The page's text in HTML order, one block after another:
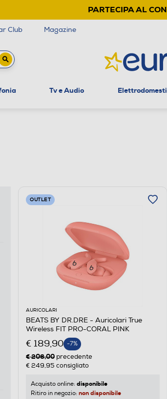
PARTECIPA AL
Club Magazine
Tv e Audio
BY DR.DRE
OUTLET
AURICOLARI
BEATS BY DR.DRE - Auricolari True
Wireless FIT PRO-CORAL PINK
€ 189,90 -7%
€ 206,00 precedente
€ 249,95 consigliato
Acquisto online: disponibile
Ritiro in negozio: non disponibile